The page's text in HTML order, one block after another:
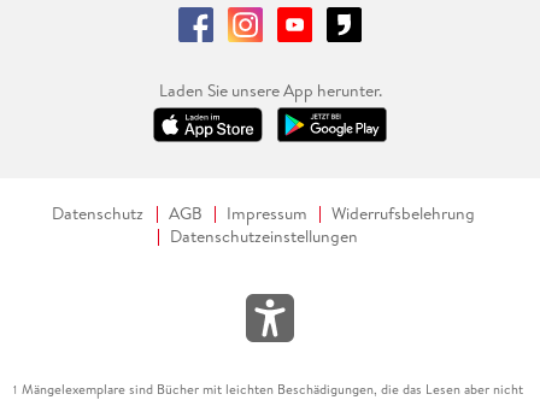
Laden Sie unsere App herunter.
Datenschutz AGB Impressum
Widerrufsbelehrung
Datenschutzeinstellungen
1 Mängelexemplare sind Bücher mit leichten Beschädigungen, die das Lesen aber nicht